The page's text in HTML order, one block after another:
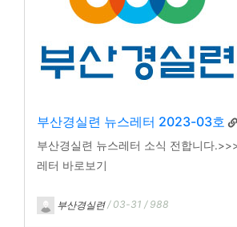
부산경실련 뉴스레터 2023-03호
부산경실련 뉴스레터 소식 전합니다
레터 바로보기
부산경실련/ 03-31 / 988